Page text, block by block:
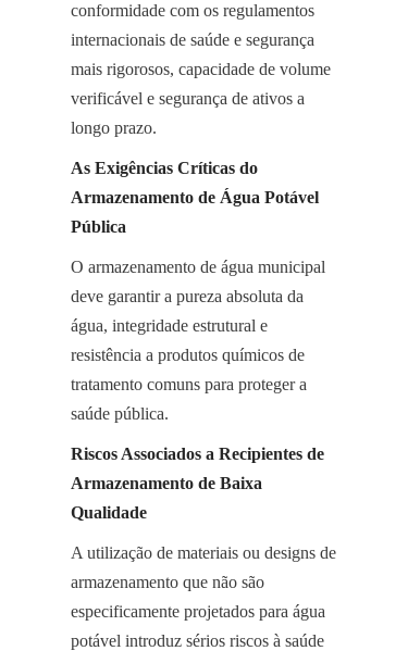
conformidade com os regulamentos
internacionais de saúde e segurança
mais rigorosos, capacidade de volume
verificável e segurança de ativos a
longo prazo.
As Exigências Críticas do
Armazenamento de Água Potável
Pública
O armazenamento de água municipal
deve garantir a pureza absoluta da
água, integridade estrutural e
resistência a produtos químicos de
tratamento comuns para proteger a
saúde pública.
Riscos Associados a Recipientes de
Armazenamento de Baixa
Qualidade
A utilização de materiais ou designs de
armazenamento que não são
especificamente projetados para água
potável introduz sérios riscos à saúde